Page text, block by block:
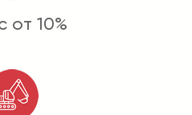
от 10%